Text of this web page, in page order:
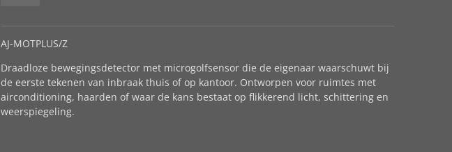
AJ-MOTPLUS/Z
Draadloze bewegingsdetector met microgolfsensor die de eigenaar waarschuwt bij
de eerste tekenen van inbraak thuis of op kantoor. Ontworpen voor ruimtes met
airconditioning, haarden of waar de kans bestaat op flikkerend licht, schittering en
weerspiegeling.